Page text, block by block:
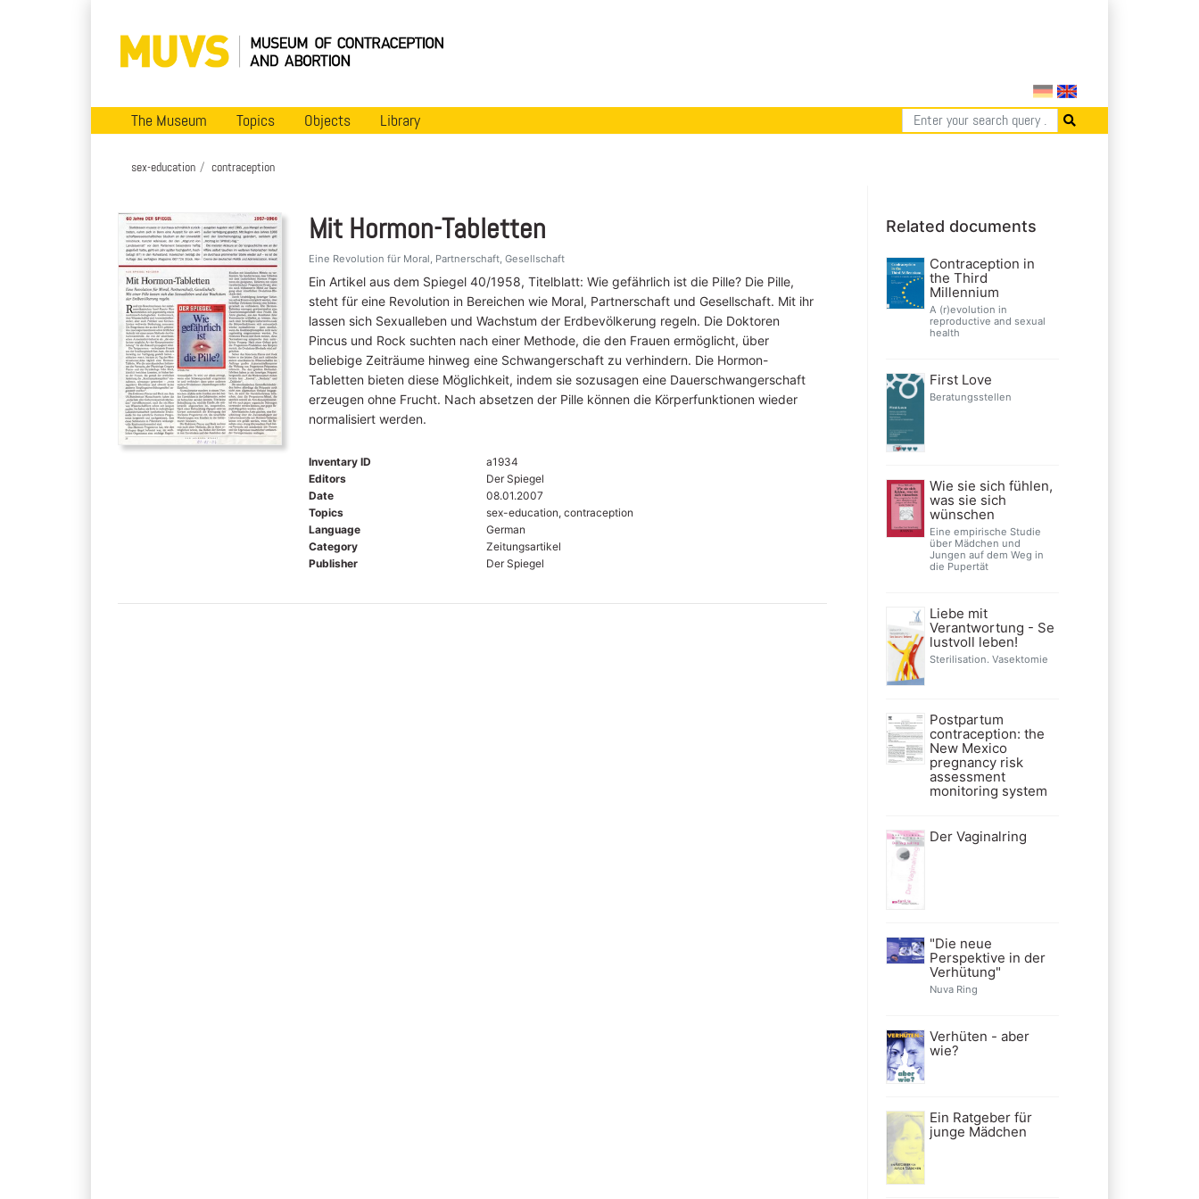
The Museum Topics Objects Library
sex-education contraception
Mit Hormon-Tabletten
Eine Revolution für Moral, Partnerschaft, Gesellschaft
Ein Artikel aus dem Spiegel 40/1958, Titelblatt: Wie gefährlich ist die Pille? Die Pille,
steht für eine Revolution in Bereichen wie Moral, Partnerschaft und Gesellschaft. Mit ihr
lassen sich Sexualleben und Wachstum der Erdbevölkerung regeln. Die Doktoren
Pincus und Rock suchten nach einer Methode, die den Frauen ermöglicht, über
beliebige Zeiträume hinweg eine Schwangerschaft zu verhindern. Die Hormon-
Tabletten bieten diese Möglichkeit, indem sie sozusagen eine Dauerschwangerschaft
erzeugen ohne Frucht. Nach absetzen der Pille können die Körperfunktionen wieder
normalisiert werden.
Inventary ID
a1934
Editors
Der Spiegel
Date
08.01.2007
Topics
sex-education, contraception
Language
German
Category
Zeitungsartikel
Publisher
Der Spiegel
Related documents
Contraception in
the Third
Millennium
A (r)evolution in
reproductive and sexual
health
First Love
Beratungsstellen
Wie sie sich fühlen,
was sie sich
wünschen
Eine empirische Studie
über Mädchen und
Jungen auf dem Weg in
die Pupertät
Liebe mit
Verantwortung - Se
lustvoll leben!
Sterilisation. Vasektomie
Postpartum
contraception: the
New Mexico
pregnancy risk
assessment
monitoring system
Der Vaginalring
"Die neue
Perspektive in der
Verhütung"
Nuva Ring
Verhüten - aber
wie?
Ein Ratgeber für
junge Mädchen